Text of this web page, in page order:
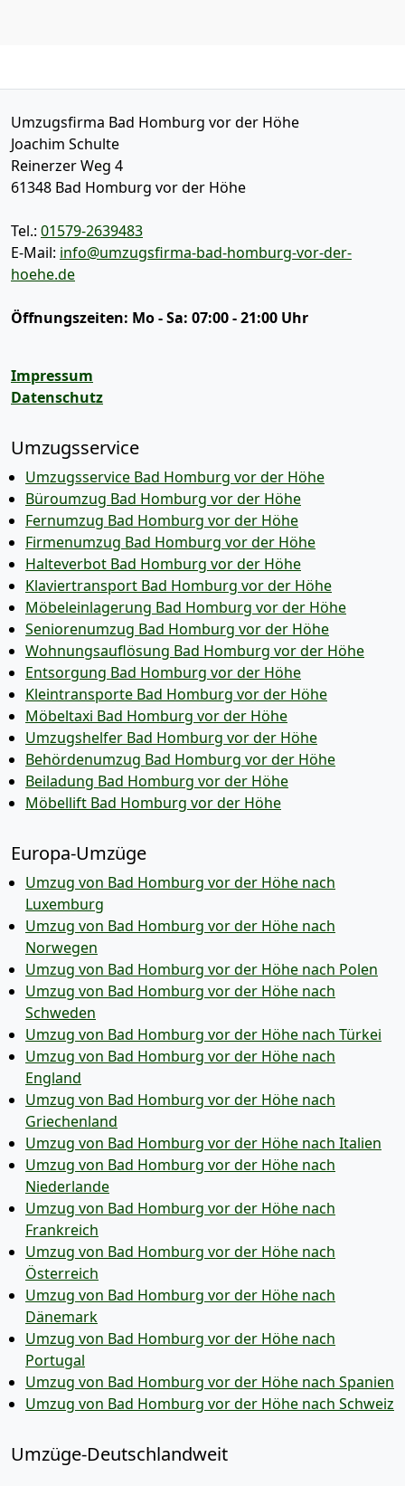
Umzugsfirma Bad Homburg vor der Höhe
Joachim Schulte
Reinerzer Weg 4
61348 Bad Homburg vor der Höhe
Tel.: 01579-2639483
E-Mail: info@umzugsfirma-bad-homburg-vor-der-
hoehe.de
Öffnungszeiten: Mo - Sa: 07:00 - 21:00 Uhr
Impressum
Datenschutz
Umzugsservice
Umzugsservice Bad Homburg vor der Höhe
Büroumzug Bad Homburg vor der Höhe
Fernumzug Bad Homburg vor der Höhe
Firmenumzug Bad Homburg vor der Höhe
Halteverbot Bad Homburg vor der Höhe
Klaviertransport Bad Homburg vor der Höhe
Möbeleinlagerung Bad Homburg vor der Höhe
Seniorenumzug Bad Homburg vor der Höhe
Wohnungsauflösung Bad Homburg vor der Höhe
Entsorgung Bad Homburg vor der Höhe
Kleintransporte Bad Homburg vor der Höhe
Möbeltaxi Bad Homburg vor der Höhe
Umzugshelfer Bad Homburg vor der Höhe
Behördenumzug Bad Homburg vor der Höhe
Beiladung Bad Homburg vor der Höhe
Möbellift Bad Homburg vor der Höhe
Europa-Umzüge
Umzug von Bad Homburg vor der Höhe nach
Luxemburg
Umzug von Bad Homburg vor der Höhe nach
Norwegen
Umzug von Bad Homburg vor der Höhe nach Polen
Umzug von Bad Homburg vor der Höhe nach
Schweden
Umzug von Bad Homburg vor der Höhe nach Türkei
Umzug von Bad Homburg vor der Höhe nach
England
Umzug von Bad Homburg vor der Höhe nach
Griechenland
Umzug von Bad Homburg vor der Höhe nach Italien
Umzug von Bad Homburg vor der Höhe nach
Niederlande
Umzug von Bad Homburg vor der Höhe nach
Frankreich
Umzug von Bad Homburg vor der Höhe nach
Österreich
Umzug von Bad Homburg vor der Höhe nach
Dänemark
Umzug von Bad Homburg vor der Höhe nach
Portugal
Umzug von Bad Homburg vor der Höhe nach Spanien
Umzug von Bad Homburg vor der Höhe nach Schweiz
Umzüge-Deutschlandweit